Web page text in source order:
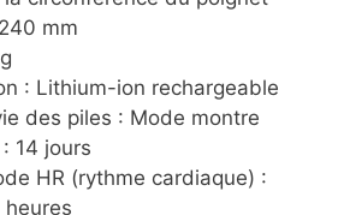
mm
: Lithium-ion rechargeable
des piles : Mode montre
14 jours
HR (rythme cardiaque) :
heures